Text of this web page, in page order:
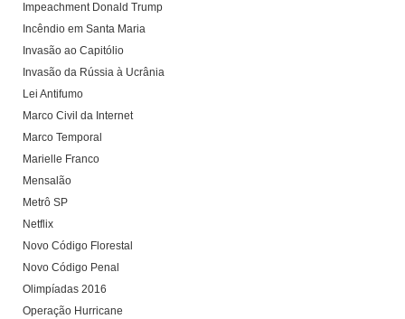
Impeachment Donald Trump
Incêndio em Santa Maria
Invasão ao Capitólio
Invasão da Rússia à Ucrânia
Lei Antifumo
Marco Civil da Internet
Marco Temporal
Marielle Franco
Mensalão
Metrô SP
Netflix
Novo Código Florestal
Novo Código Penal
Olimpíadas 2016
Operação Hurricane